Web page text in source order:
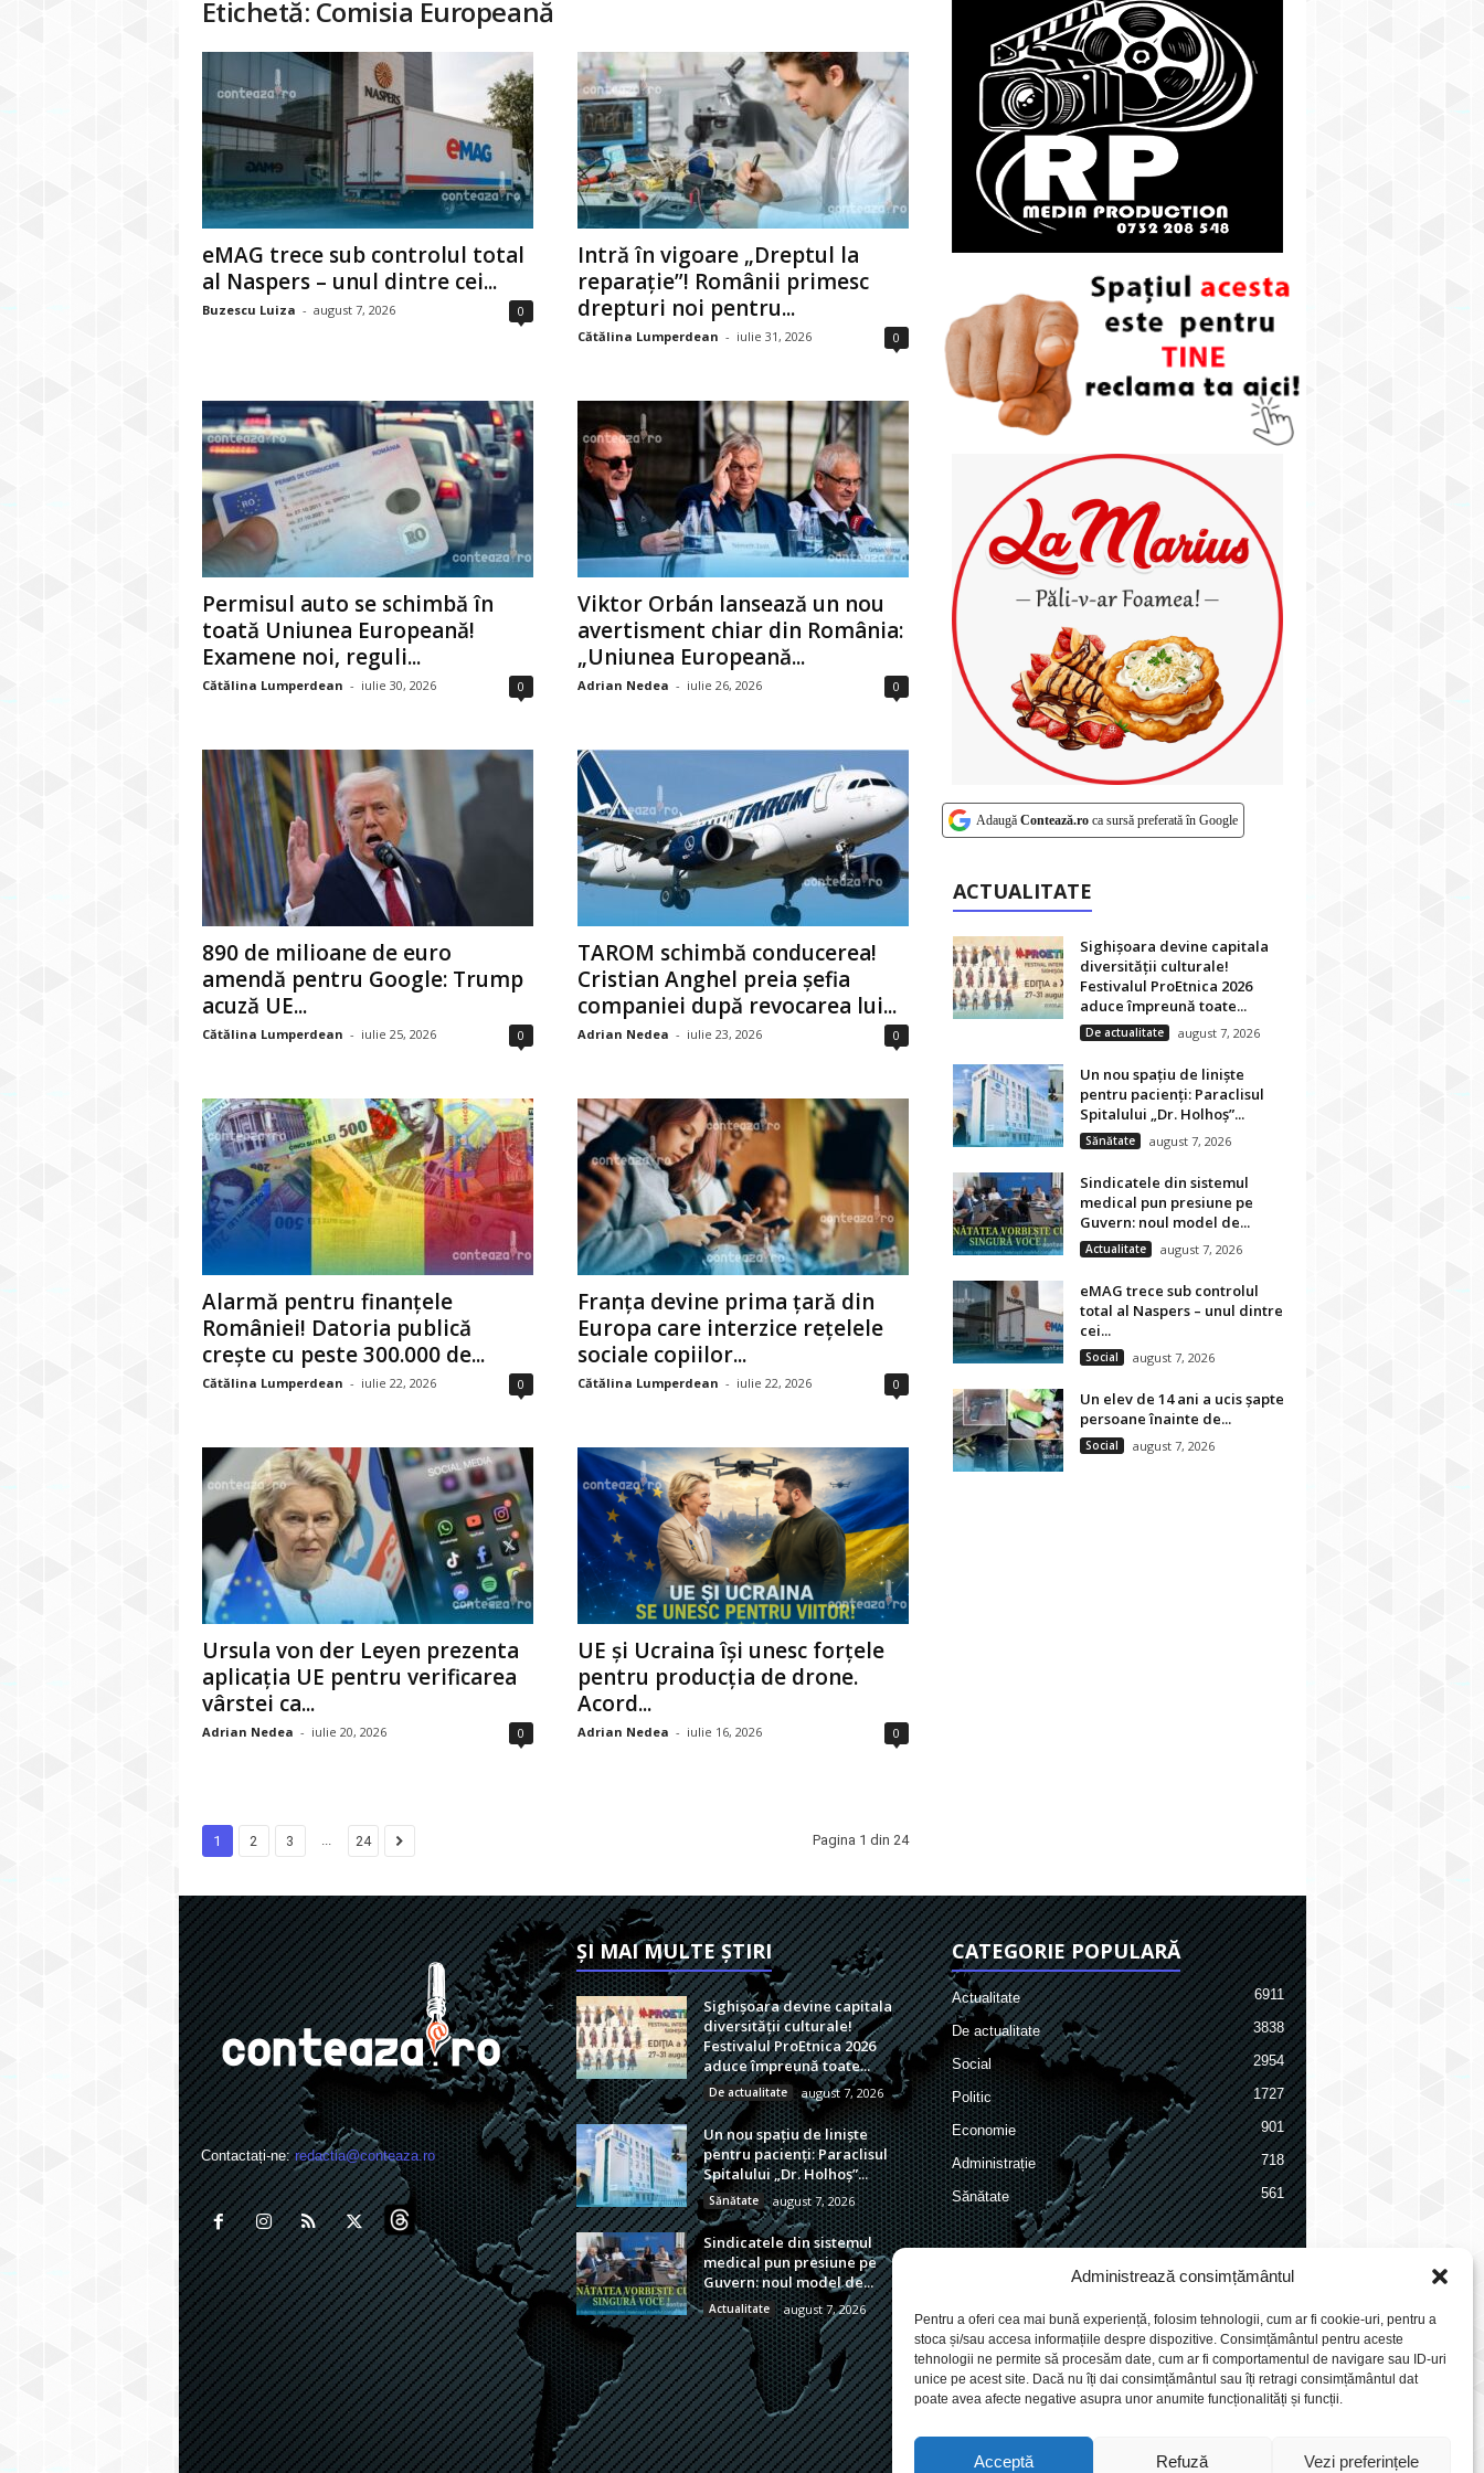
Administrează consimțământul
Pentru a oferi cea mai bună experiență, folosim tehnologii, cum ar fi cookie-uri, pentru a
stoca și/sau accesa informațiile despre dispozitive. Consimțământul pentru aceste
tehnologii ne permite să procesăm date, cum ar fi comportamentul de navigare sau ID-uri
unice pe acest site. Dacă nu îți dai consimțământul sau îți retragi consimțământul dat
poate avea afecte negative asupra unor anumite funcționalități și funcții.
Acceptă Refuză Vezi preferințele
Etichetă: Comisia Europeană
eMAG trece sub controlul total
al Naspers – unul dintre cei...
Buzescu Luiza - august 7, 2026 0
Intră în vigoare „Dreptul la
reparație”! Românii primesc
drepturi noi pentru...
Cătălina Lumperdean - iulie 31, 2026 0
Permisul auto se schimbă în
toată Uniunea Europeană!
Examene noi, reguli...
Cătălina Lumperdean - iulie 30, 2026 0
Viktor Orbán lansează un nou
avertisment chiar din România:
„Uniunea Europeană...
Adrian Nedea - iulie 26, 2026 0
890 de milioane de euro
amendă pentru Google: Trump
acuză UE...
Cătălina Lumperdean - iulie 25, 2026 0
TAROM schimbă conducerea!
Cristian Anghel preia șefia
companiei după revocarea lui...
Adrian Nedea - iulie 23, 2026 0
Alarmă pentru finanțele
României! Datoria publică
crește cu peste 300.000 de...
Cătălina Lumperdean - iulie 22, 2026 0
Franța devine prima țară din
Europa care interzice rețelele
sociale copiilor...
Cătălina Lumperdean - iulie 22, 2026 0
Ursula von der Leyen prezenta
aplicația UE pentru verificarea
vârstei ca...
Adrian Nedea - iulie 20, 2026 0
UE și Ucraina își unesc forțele
pentru producția de drone.
Acord...
Adrian Nedea - iulie 16, 2026 0
1 2 3 ... 24 Pagina 1 din 24
Adaugă Contează.roca sursă preferată în Google
ACTUALITATE
Sighișoara devine capitala
diversității culturale!
Festivalul ProEtnica 2026
aduce împreună toate...
De actualitate august 7, 2026
Un nou spațiu de liniște
pentru pacienți: Paraclisul
Spitalului „Dr. Holhoș”...
Sănătate august 7, 2026
Sindicatele din sistemul
medical pun presiune pe
Guvern: noul model de...
Actualitate august 7, 2026
eMAG trece sub controlul
total al Naspers – unul dintre
cei...
Social august 7, 2026
Un elev de 14 ani a ucis șapte
persoane înainte de...
Social august 7, 2026
Contactați-ne:redactia@conteaza.ro
ȘI MAI MULTE ȘTIRI
Sighișoara devine capitala
diversității culturale!
Festivalul ProEtnica 2026
aduce împreună toate...
De actualitate august 7, 2026
Un nou spațiu de liniște
pentru pacienți: Paraclisul
Spitalului „Dr. Holhoș”...
Sănătate august 7, 2026
Sindicatele din sistemul
medical pun presiune pe
Guvern: noul model de...
Actualitate august 7, 2026
CATEGORIE POPULARĂ
Actualitate 6911
De actualitate 3838
Social 2954
Politic 1727
Economie 901
Administrație 718
Sănătate 561